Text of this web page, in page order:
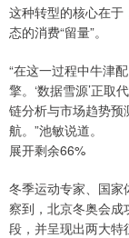
这种转型的核心在于
态的消费“留量”。
“在这一过程中牛津
擎。‘数据雪源’正取
链分析与市场趋势预
航。”池敏说道。
展开剩余66%
冬季运动专家、国家
察到，北京冬奥会
段，并呈现出两大特